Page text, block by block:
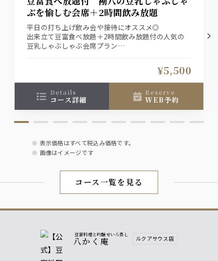
ぶを愉しむ会席＋2時間飲み放題
平日の打ち上げ飲み会や接待にオススメ◎
出来立て豆富食べ放題＋2時間飲み放題付の人気の
豆乳しゃぶしゃぶ会席プラン
¥5,500
details
コース詳細
reserve
WEB予約
表示価格はすべて税込み価格です。
画像はイメージです
コース一覧を見る
豆富料理と吟醸せいろ蒸し
八かく庵 ルクアサウス店